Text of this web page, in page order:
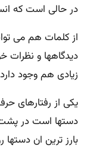
در حالی است که
از کلمات هم می
دیدگاهها و نظرات
زیادی هم وجود
یکی از رفتارهای
دستها است در پشت
بارز ترین ان